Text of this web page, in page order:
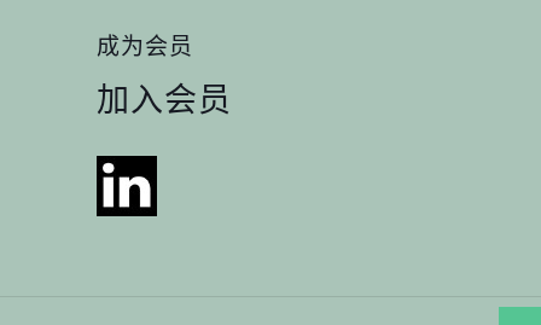
成为会员
加入会员